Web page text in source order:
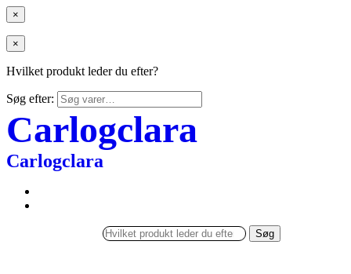
×
×
Hvilket produkt leder du efter?
Søg efter:
Carlogclara
Carlogclara
Søg